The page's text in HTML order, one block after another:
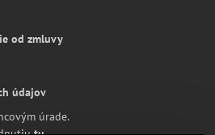
od zmluvy
údajov
úrade.